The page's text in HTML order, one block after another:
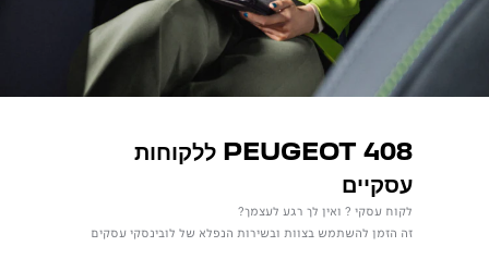
PEUGEOT 408 ללקוחות
עסקיים
לקוח עסקי ? ואין לך רגע לעצמך?
זה הזמן להשתמש בצוות ובשירות הנפלא של לובינסקי עסקים